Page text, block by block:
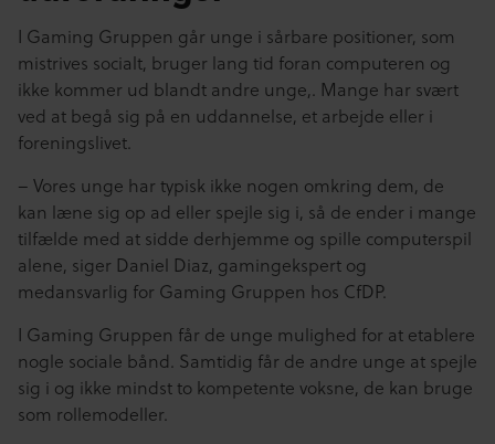
I Gaming Gruppen går unge i sårbare positioner, som
mistrives socialt, bruger lang tid foran computeren og
ikke kommer ud blandt andre unge,. Mange har svært
ved at begå sig på en uddannelse, et arbejde eller i
foreningslivet.
– Vores unge har typisk ikke nogen omkring dem, de
kan læne sig op ad eller spejle sig i, så de ender i mange
tilfælde med at sidde derhjemme og spille computerspil
alene, siger Daniel Diaz, gamingekspert og
medansvarlig for Gaming Gruppen hos CfDP.
I Gaming Gruppen får de unge mulighed for at etablere
nogle sociale bånd. Samtidig får de andre unge at spejle
sig i og ikke mindst to kompetente voksne, de kan bruge
som rollemodeller.